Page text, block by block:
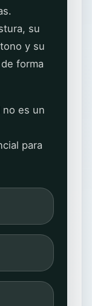
su
y su
forma
no es un
para